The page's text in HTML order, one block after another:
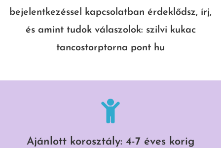
bejelentkezéssel kapcsolatban érdeklődsz, írj,
és amint tudok válaszolok: szilvi kukac
tancostorptorna pont hu
Ajánlott korosztály: 4-7 éves korig